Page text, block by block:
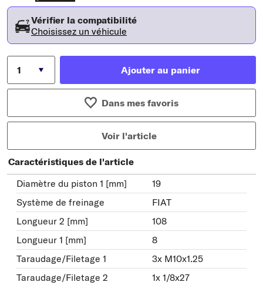
Vérifier la compatibilité
Choisissez un véhicule
Ajouter au panier
Dans mes favoris
Voir l'article
Caractéristiques de l'article
Diamètre du piston 1 [mm]
19
Système de freinage
FIAT
Longueur 2 [mm]
108
Longueur 1 [mm]
8
Taraudage/Filetage 1
3x M10x1.25
Taraudage/Filetage 2
1x 1/8x27